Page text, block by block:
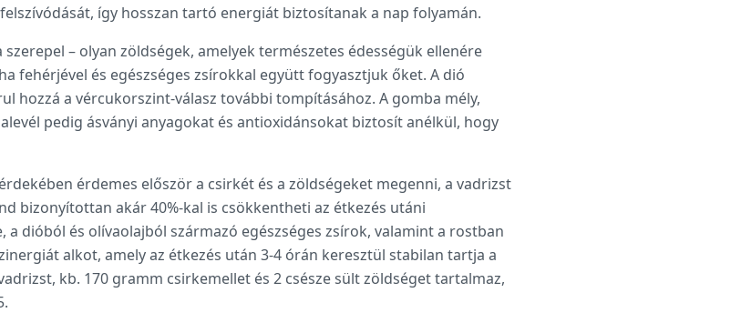
így hosszan tartó energiát biztosítanak a nap folyamán.
– olyan zöldségek, amelyek természetes édességük ellenére
fehérjével és egészséges zsírokkal együtt fogyasztjuk őket. A dió
hozzá a vércukorszint-válasz további tompításához. A gomba mély,
pedig ásványi anyagokat és antioxidánsokat biztosít anélkül, hogy
érdemes először a csirkét és a zöldségeket megenni, a vadrizst
bizonyítottan akár 40%-kal is csökkentheti az étkezés utáni
dióból és olívaolajból származó egészséges zsírok, valamint a rostban
alkot, amely az étkezés után 3-4 órán keresztül stabilan tartja a
kb. 170 gramm csirkemellet és 2 csésze sült zöldséget tartalmaz,